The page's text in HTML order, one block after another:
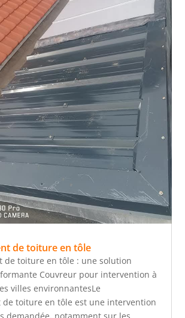
de toiture en tôle
de toiture en tôle : une solution
Couvreur pour intervention à
villes environnantesLe
de toiture en tôle est une intervention